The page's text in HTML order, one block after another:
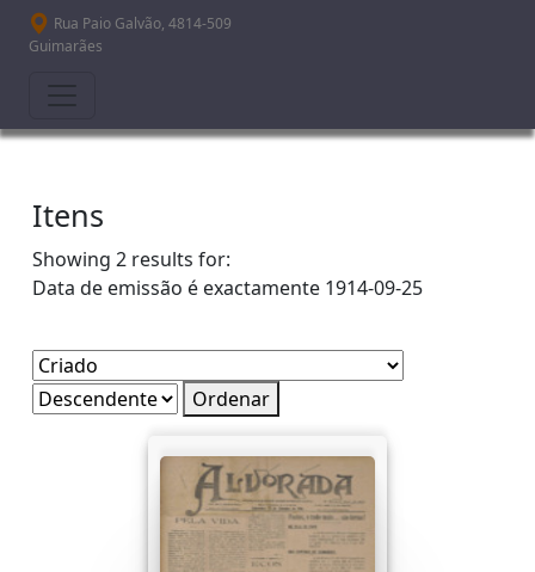
Passar para o conteúdo principal
Rua Paio Galvão, 4814-509
Guimarães
Itens
Showing 2 results for:
Data de emissão é exactamente 1914-09-25
Ordenar